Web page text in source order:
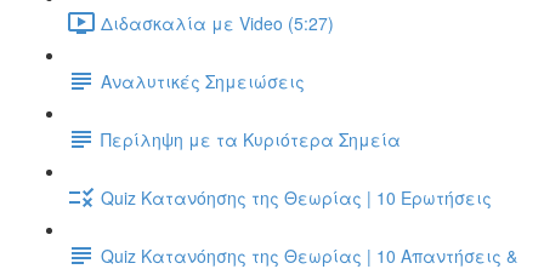
Διδασκαλία με Video (5:27)
Αναλυτικές Σημειώσεις
Περίληψη με τα Κυριότερα Σημεία
Quiz Κατανόησης της Θεωρίας | 10 Ερωτήσεις
Quiz Κατανόησης της Θεωρίας | 10 Απαντήσεις &